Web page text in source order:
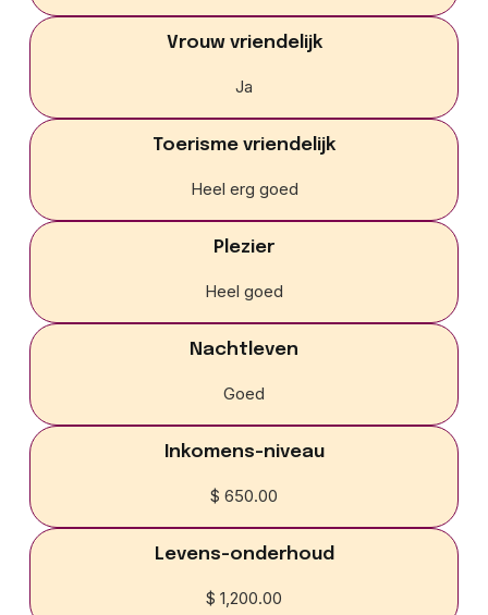
Vrouw vriendelijk
Ja
Toerisme vriendelijk
Heel erg goed
Plezier
Heel goed
Nachtleven
Goed
Inkomens-niveau
$ 650.00
Levens-onderhoud
$ 1,200.00